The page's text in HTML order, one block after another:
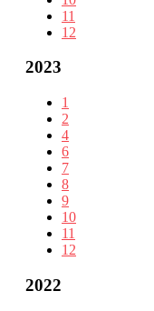
11
12
2023
1
2
4
6
7
8
9
10
11
12
2022